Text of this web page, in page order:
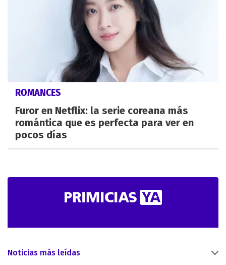
ROMANCES
Furor en Netflix: la serie coreana más
romántica que es perfecta para ver en
pocos días
Noticias más leídas